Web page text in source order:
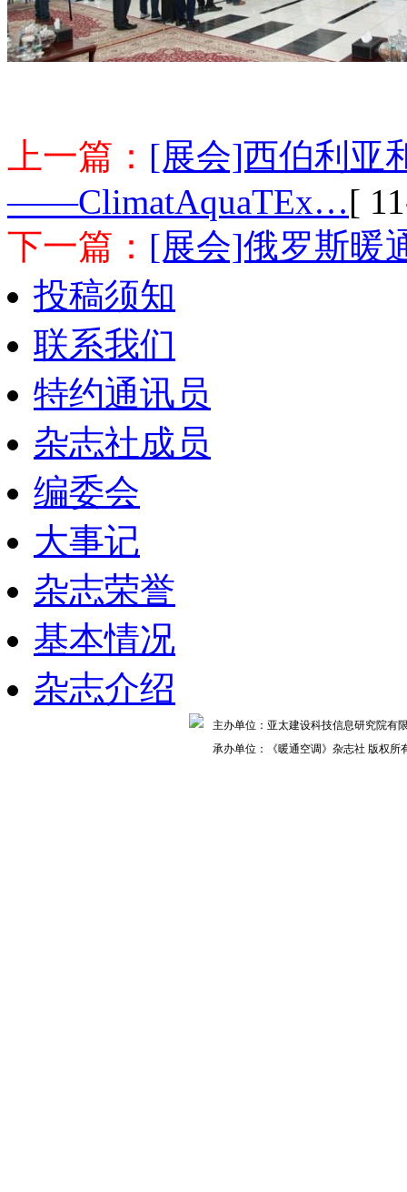
上一篇： [展会]西伯利亚
——ClimatAquaTEx…[
下一篇： [展会]俄罗斯暖
投稿须知
联系我们
特约通讯员
杂志社成员
编委会
大事记
杂志荣誉
基本情况
杂志介绍
主办单位：亚太建设科技信息研究院
承办单位：《暖通空调》杂志社 版权